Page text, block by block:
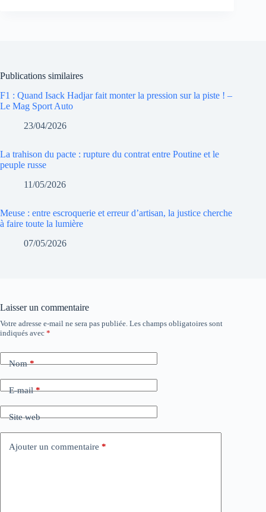
Publications similaires
F1 : Quand Isack Hadjar fait monter la pression sur la piste ! –
Le Mag Sport Auto
23/04/2026
La trahison du pacte : rupture du contrat entre Poutine et le
peuple russe
11/05/2026
Meuse : entre escroquerie et erreur d’artisan, la justice cherche
à faire toute la lumière
07/05/2026
Laisser un commentaire
Votre adresse e-mail ne sera pas publiée. Les champs obligatoires sont
indiqués avec *
Nom*
E-mail*
Site web
Ajouter un commentaire *